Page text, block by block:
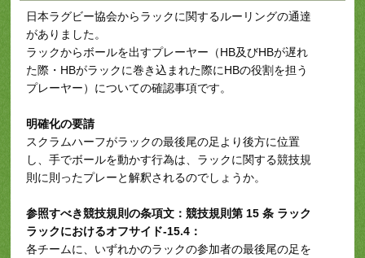
日本ラグビー協会からラックに関するルーリングの通達
がありました。
ラックからボールを出すプレーヤー（HB及びHBが遅れ
た際・HBがラックに巻き込まれた際にHBの役割を担う
プレーヤー）についての確認事項です。
明確化の要請
スクラムハーフがラックの最後尾の足より後方に位置
し、手でボールを動かす行為は、ラックに関する競技規
則に則ったプレーと解釈されるのでしょうか。
参照すべき競技規則の条項文：競技規則第 15 条 ラック
ラックにおけるオフサイド-15.4：
各チームに、いずれかのラックの参加者の最後尾の足を